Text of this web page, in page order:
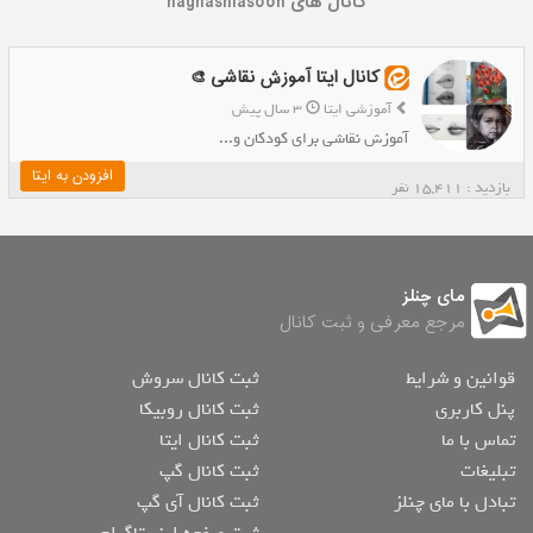
کانال ایتا آموزش نقاشی 🎨
آموزشی ایتا 3 سال پیش
آموزش نقاشی برای کودکان و...
بازدید : 15,411 نفر افزودن به ایتا
مای چنلز
مرجع معرفی و ثبت کانال
قوانین و شرایط
پنل کاربری
تماس با ما
تبلیغات
تبادل با مای چنلز
ثبت کانال سروش
ثبت کانال روبیکا
ثبت کانال ایتا
ثبت کانال گپ
ثبت کانال آی گپ